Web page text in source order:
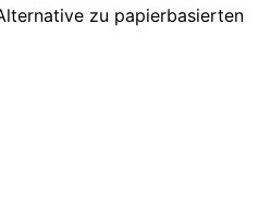
zu papierbasierten